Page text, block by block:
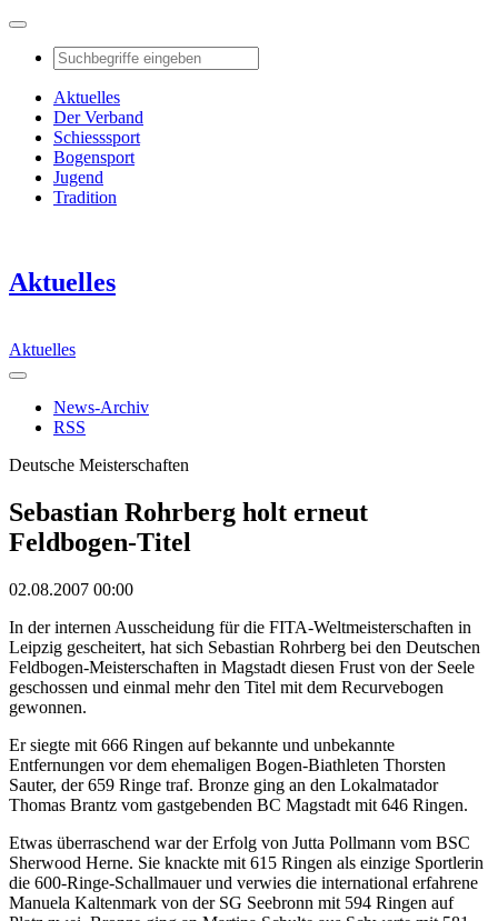
Aktuelles
Der Verband
Schiesssport
Bogensport
Jugend
Tradition
Aktuelles
Aktuelles
News-Archiv
RSS
Deutsche Meisterschaften
Sebastian Rohrberg holt erneut
Feldbogen-Titel
02.08.2007 00:00
In der internen Ausscheidung für die FITA-Weltmeisterschaften in
Leipzig gescheitert, hat sich Sebastian Rohrberg bei den Deutschen
Feldbogen-Meisterschaften in Magstadt diesen Frust von der Seele
geschossen und einmal mehr den Titel mit dem Recurvebogen
gewonnen.
Er siegte mit 666 Ringen auf bekannte und unbekannte
Entfernungen vor dem ehemaligen Bogen-Biathleten Thorsten
Sauter, der 659 Ringe traf. Bronze ging an den Lokalmatador
Thomas Brantz vom gastgebenden BC Magstadt mit 646 Ringen.
Etwas überraschend war der Erfolg von Jutta Pollmann vom BSC
Sherwood Herne. Sie knackte mit 615 Ringen als einzige Sportlerin
die 600-Ringe-Schallmauer und verwies die international erfahrene
Manuela Kaltenmark von der SG Seebronn mit 594 Ringen auf